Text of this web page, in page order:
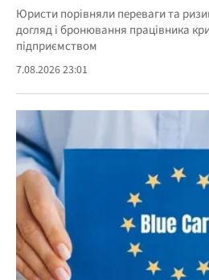
Юристи порівняли переваги та
догляд і бронювання працівника
підприємством
7.08.2026 23:01